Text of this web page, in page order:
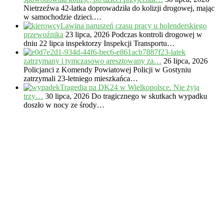
Nietrzeźwa 42-latka doprowadziła do kolizji drogowej, mając
w samochodzie dzieci.…
Lawina naruszeń czasu pracy u holenderskiego
przewoźnika 23 lipca, 2026 Podczas kontroli drogowej w
dniu 22 lipca inspektorzy Inspekcji Transportu…
23-latek
zatrzymany i tymczasowo aresztowany za… 26 lipca, 2026
Policjanci z Komendy Powiatowej Policji w Gostyniu
zatrzymali 23-letniego mieszkańca…
Tragedia na DK24 w Wielkopolsce. Nie żyją
trzy… 30 lipca, 2026 Do tragicznego w skutkach wypadku
doszło w nocy ze środy…